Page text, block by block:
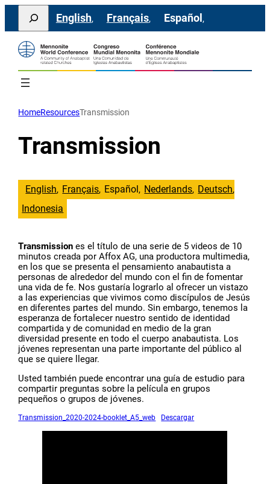
Saltar
contenido
Search
English Français Español
HomeResourcesTransmission
Transmission
English Français Español Nederlands Deutsch
Indonesia
Transmission es el título de una serie de 5 videos de 10
minutos creada por Affox AG, una productora multimedia,
en los que se presenta el pensamiento anabautista a
personas de alrededor del mundo con el fin de fomentar
una vida de fe. Nos gustaría lograrlo al ofrecer un vistazo
a las experiencias que vivimos como discípulos de Jesús
en diferentes partes del mundo. Sin embargo, tenemos la
esperanza de fortalecer nuestro sentido de identidad
compartida y de comunidad en medio de la gran
diversidad presente en todo el cuerpo anabautista. Los
jóvenes representan una parte importante del público al
que se quiere llegar.
Usted también puede encontrar una guía de estudio para
compartir preguntas sobre la película en grupos
pequeños o grupos de jóvenes.
Transmission_2020-2024-booklet_A5_web Descargar